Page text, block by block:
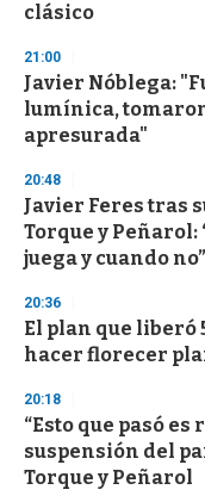
clásico
21:00
Javier Nóblega:
lumínica,
apresurada"
20:48
Javier Feres tras
Torque y Peñarol:
juega y cuando no”
20:36
El plan que liberó
hacer florecer
20:18
“Esto que pasó
suspensión del
Torque y Peñarol